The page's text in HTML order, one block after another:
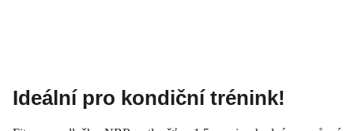
Ideální pro kondiční trénink!